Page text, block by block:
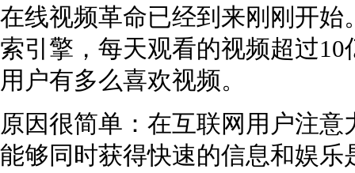
在线视频革命已经到来刚刚开
索引擎，每天观看的视频超过
用户有多么喜欢视频。
原因很简单：在互联网用户注
能够同时获得快速的信息和娱